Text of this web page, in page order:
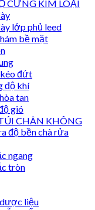
CỨNG KIM LOẠI
lớp phủ leed
bề mặt
đứt
độ khí
tan
gió
CHÂN KHÔNG
độ bền chà rửa
ngang
tròn
liệu